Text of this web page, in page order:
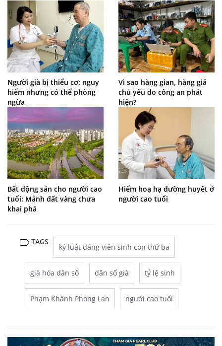
Người già bị thiểu cơ: nguy
hiểm nhưng có thể phòng
ngừa
Vì sao hàng gian, hàng giả
chủ yếu do công an phát
hiện?
Bất động sản cho người cao
tuổi: Mảnh đất vàng chưa
khai phá
Hiểm hoạ hạ đường huyết ở
người cao tuổi
TAGS
kỷ luật đảng viên sinh con thứ ba
già hóa dân số dân số già tỷ lệ sinh
Phạm Khánh Phong Lan người cao tuổi